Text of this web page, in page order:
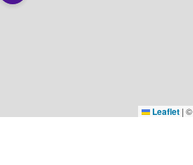
Leaflet | ©